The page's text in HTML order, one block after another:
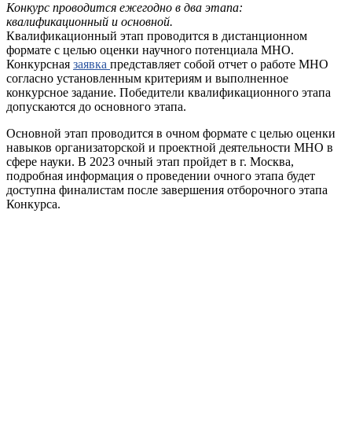
Конкурс проводится ежегодно в два этапа:
квалификационный и основной.
Квалификационный этап проводится в дистанционном
формате с целью оценки научного потенциала МНО.
Конкурсная заявка представляет собой отчет о работе МНО
согласно установленным критериям и выполненное
конкурсное задание. Победители квалификационного этапа
допускаются до основного этапа.
Основной этап проводится в очном формате с целью оценки
навыков организаторской и проектной деятельности МНО в
сфере науки. В 2023 очный этап пройдет в г. Москва,
подробная информация о проведении очного этапа будет
доступна финалистам после завершения отборочного этапа
Конкурса.